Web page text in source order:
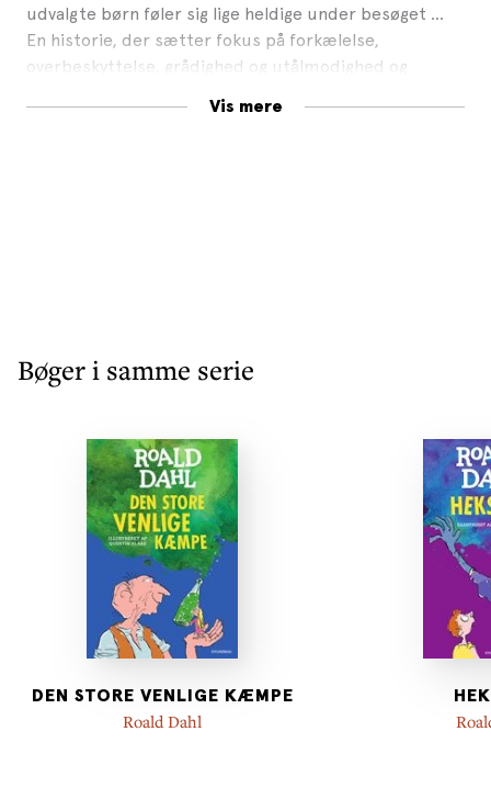
udvalgte børn føler sig lige heldige under besøget ...
En historie, der sætter fokus på forkælelse,
overbeskyttelse, grådighed og utålmodighed og
Vis mere
Bøger i samme serie
DEN STORE VENLIGE KÆMPE
Roald Dahl